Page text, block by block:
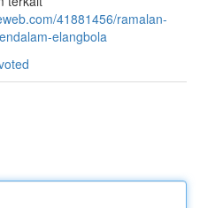
41881456/ramalan-
elangbola